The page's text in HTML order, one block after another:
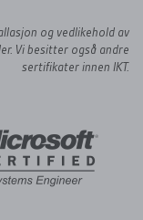
og vedlikehold av
Vi besitter også andre
sertifikater innen IKT.